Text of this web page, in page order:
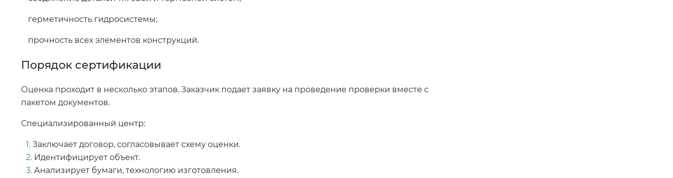
герметичность гидросистемы;
прочность всех элементов конструкций.
Порядок сертификации
Оценка проходит в несколько этапов. Заказчик подает заявку на проведение проверки вместе с
пакетом документов.
Специализированный центр:
Заключает договор, согласовывает схему оценки.
Идентифицирует объект.
Анализирует бумаги, технологию изготовления.